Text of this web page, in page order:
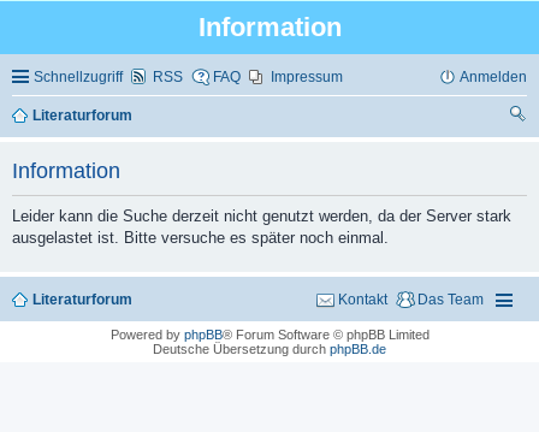
Information
Schnellzugriff RSS FAQ Impressum Anmelden
Literaturforum
Information
Leider kann die Suche derzeit nicht genutzt werden, da der Server stark
ausgelastet ist. Bitte versuche es später noch einmal.
Literaturforum Das Team
Kontakt
Powered by phpBB® Forum Software © phpBB Limited
Deutsche Übersetzung durch phpBB.de